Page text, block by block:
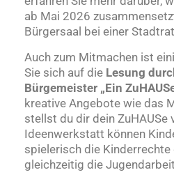
ab Mai 2026
Bürgersaal bei einer
Auch zum Mitmachen ist
Sie sich auf die Lesung
Bürgemeister „Ein
kreative Angebote wie das
stellst du dir dein ZuHAUSe
Ideenwerkstatt können
spielerisch die Kinderrechte
gleichzeitig die